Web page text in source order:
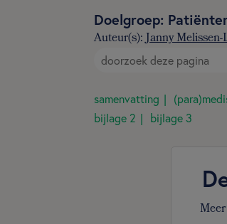
Doelgroep:
Auteur(s):Janny Melissen-
samenvatting
bijlage 2
bijlage 3